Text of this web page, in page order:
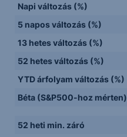
Napi változás (%)
5 napos változás (%)
13 hetes változás (%)
52 hetes változás (%)
YTD árfolyam változás (%)
Béta (S&P500-hoz mérten)
52 heti min. záró